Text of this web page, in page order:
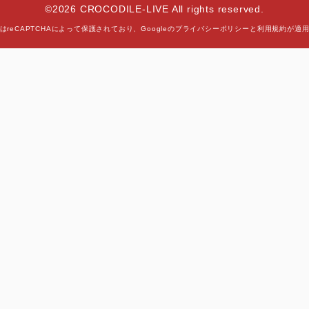
©2026 CROCODILE-LIVE All rights reserved.
reCAPTCHAによって保護されており、Googleのプライバシーポリシー と 利用規約が適